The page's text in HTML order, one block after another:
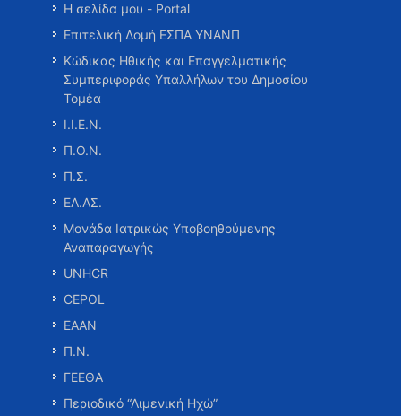
Η σελίδα μου - Portal
Επιτελική Δομή ΕΣΠΑ ΥΝΑΝΠ
Κώδικας Ηθικής και Επαγγελματικής
Συμπεριφοράς Υπαλλήλων του Δημοσίου
Τομέα
Ι.Ι.Ε.Ν.
Π.Ο.Ν.
Π.Σ.
ΕΛ.ΑΣ.
Μονάδα Ιατρικώς Υποβοηθούμενης
Αναπαραγωγής
UNHCR
CEPOL
ΕΑΑΝ
Π.Ν.
ΓΕΕΘΑ
Περιοδικό “Λιμενική Ηχώ”